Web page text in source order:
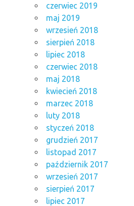
czerwiec 2019
maj 2019
wrzesień 2018
sierpień 2018
lipiec 2018
czerwiec 2018
maj 2018
kwiecień 2018
marzec 2018
luty 2018
styczeń 2018
grudzień 2017
listopad 2017
październik 2017
wrzesień 2017
sierpień 2017
lipiec 2017